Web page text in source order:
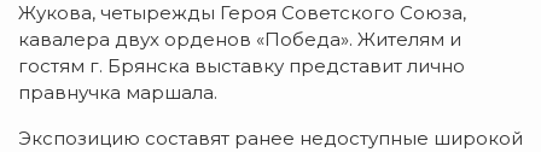
Жукова, четырежды Героя Советского Союза,
кавалера двух орденов «Победа». Жителям и
гостям г. Брянска выставку представит лично
правнучка маршала.
Экспозицию составят ранее недоступные широкой